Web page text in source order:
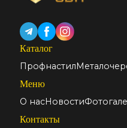
Каталог
Профнастил
Меню
О насНовости
Контакты